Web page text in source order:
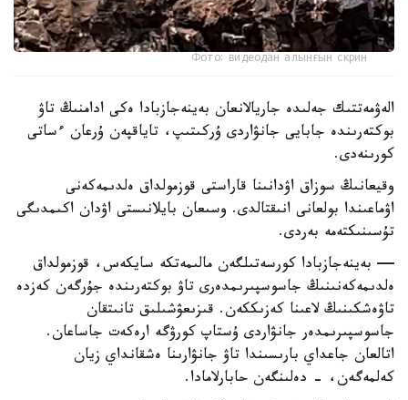
Фото: видеодан алынғын скрин
الەۋمەتتىك جەلىدە جاريالانعان بەينەجازبادا ەكى ادامنىڭ تاۋ
بوكتەرىندە جابايى جانۋاردى ۇركىتىپ، تاياقپەن ۇرعان ءساتى
كورىنەدى.
وقيعانىڭ سوزاق اۋدانىنا قاراستى قوزمولداق ەلدىمەكەنى
اۋماعىندا بولعانى انىقتالدى. وسىعان بايلانىستى اۋدان اكىمدىگى
تۇسىنىكتەمە بەردى.
— بەينەجازبادا كورسەتىلگەن مالىمەتكە سايكەس، قوزمولداق
ەلدىمەكەنىنىڭ جاسوسپىرىمدەرى تاۋ بوكتەرىندە جۇرگەن كەزدە
تاۋەشكىنىڭ لاعىنا كەزىككەن. قىزىعۋشىلىق تانىتقان
جاسوسپىرىمدەر جانۋاردى ۇستاپ كورۋگە ارەكەت جاساعان.
اتالعان جاعداي بارىسىندا تاۋ جانۋارىنا ەشقانداي زيان
كەلمەگەن، - دەلىنگەن حابارلامادا.